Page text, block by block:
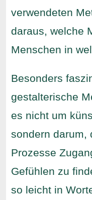
verwendeten
daraus, welche
Menschen in
Besonders
gestalterische
es nicht um
sondern darum,
Prozesse
Gefühlen zu
so leicht in